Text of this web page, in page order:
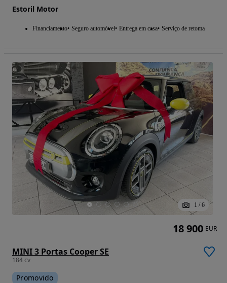
Estoril Motor
Financiamento Seguro automóvel Entrega em casa Serviço de retoma
1 / 6
MINI 3 Portas Cooper SE
184 cv
Promovido
18 900 EUR